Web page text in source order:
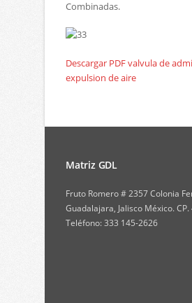
Combinadas.
Descargar PDF valvula de
expulsion de aire
Matriz GDL
Fruto Romero # 2357 Colonia
Guadalajara, Jalisco México.
Teléfono: 333 145-2626